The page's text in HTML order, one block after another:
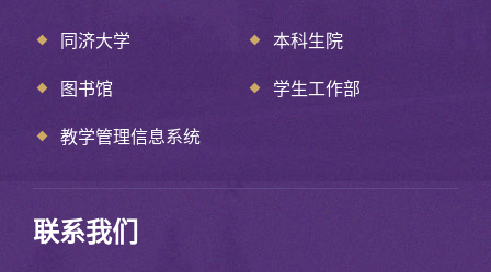
同济大学 本科生院
图书馆 学生工作部
教学管理信息系统
联系我们